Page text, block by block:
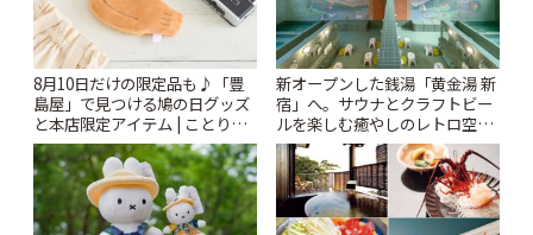
8月10日だけの限定品も♪「豊
島屋」で見つける鳩の日グッズ
と本店限定アイテム | ことりっ
ぷ
新オープンした銭湯「黄金湯 新
宿」へ。サウナとクラフトビー
ルを楽しむ癒やしのレトロ空間
| ことりっぷ